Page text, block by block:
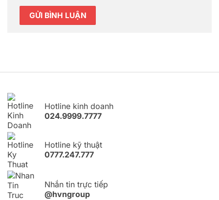
Hotline kinh doanh
024.9999.7777
Hotline kỹ thuật
0777.247.777
Nhắn tin trực tiếp
@hvngroup